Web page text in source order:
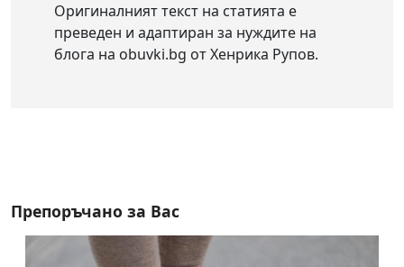
Оригиналният текст на статията е
преведен и адаптиран за нуждите на
блога на obuvki.bg от Хенрика Рупов.
Препоръчано за Вас